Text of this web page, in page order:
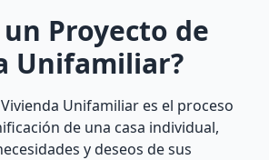
un Proyecto de
Unifamiliar?
Unifamiliar es el proceso
de una casa individual,
y deseos de sus